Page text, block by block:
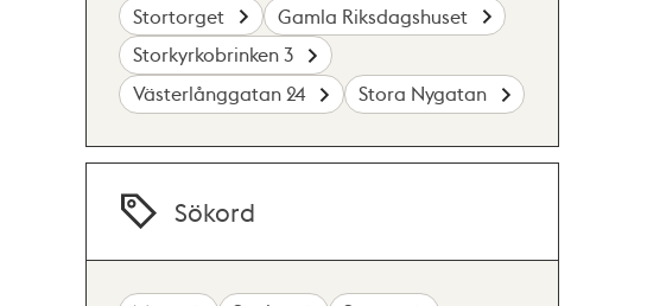
Stortorget
Gamla Riksdagshuset
Storkyrkobrinken 3
Västerlånggatan 24
Stora Nygatan
Sökord